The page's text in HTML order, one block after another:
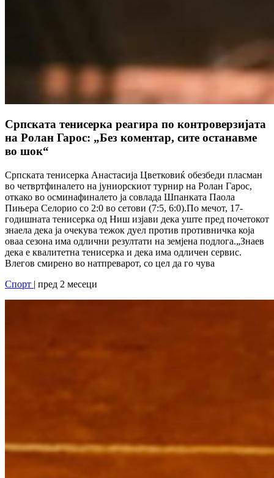
Српската тенисерка реагира по контроверзијата
на Ролан Гарос: „Без коментар, сите останавме
во шок“
Српската тенисерка Анастасија Цветковиќ обезбеди пласман
во четвртфиналето на јуниорскиот турнир на Ролан Гарос,
откако во осминафиналето ја совлада Шпанката Паола
Пињера Селорио со 2:0 во сетови (7:5, 6:0).По мечот, 17-
годишната тенисерка од Ниш изјави дека уште пред почетокот
знаела дека ја очекува тежок дуел против противничка која
оваа сезона има одлични резултати на земјена подлога.„Знаев
дека е квалитетна тенисерка и дека има одличен сервис.
Влегов смирено во натпреварот, со цел да го чува
Спорт | пред 2 месеци